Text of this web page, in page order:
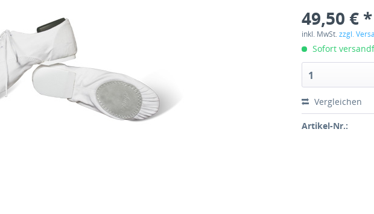
49,50 € *
inkl. MwSt.zzgl.
Sofort
1
Vergleichen
Artikel-Nr.: